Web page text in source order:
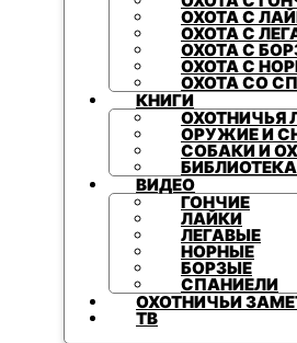
ОХОТА С
ОХОТА С
ОХОТА С
ОХОТА С
ОХОТА СО
КНИГИ
ОХОТНИЧЬЯ
ОРУЖИЕ И
СОБАКИ И
ВИДЕО
ГОНЧИЕ
ЛАЙКИ
ЛЕГАВЫЕ
НОРНЫЕ
БОРЗЫЕ
СПАНИЕЛИ
ОХОТНИЧЬИ
ТВ